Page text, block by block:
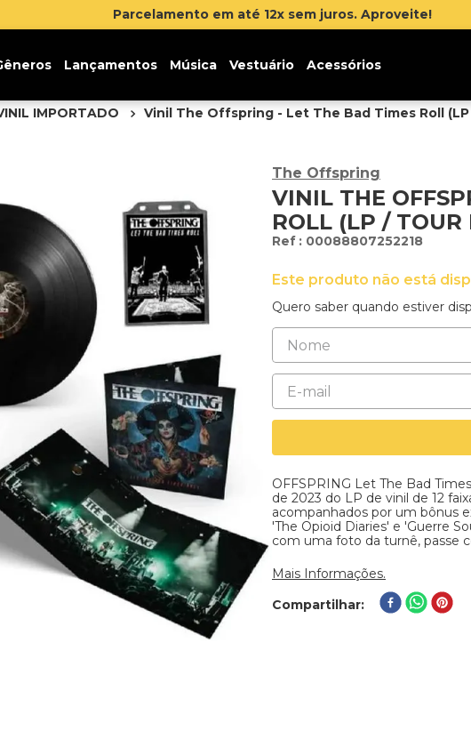
Lançamentos Música Vestuário Acessórios
IMPORTADO Vinil The Offspring - Let The Bad Times Roll
The Offspring
VINIL THE
ROLL (LP /
: 00088807252218
Este produto não está
Quero saber quando estiver
OFFSPRING Let The Bad
de 2023 do LP de vinil de 12
acompanhados por um bônus
'The Opioid Diaries' e 'Guerre
com uma foto da turnê, passe
Mais Informações.
Compartilhar